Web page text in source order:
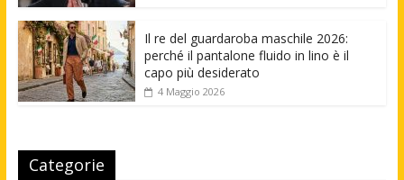
Il re del guardaroba maschile 2026:
perché il pantalone fluido in lino è il
capo più desiderato
4 Maggio 2026
Categorie